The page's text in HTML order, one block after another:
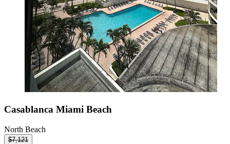
Casablanca Miami Beach
North Beach
$7,121